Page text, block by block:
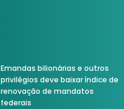
Emandas bilionárias e outros
privilégios deve baixar índice de
renovação de mandatos
federais